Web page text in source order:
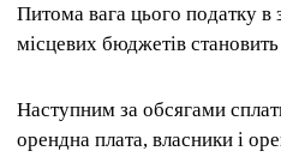
Питома вага цього податку в
місцевих бюджетів становить
Наступним за обсягами
орендна плата, власники і